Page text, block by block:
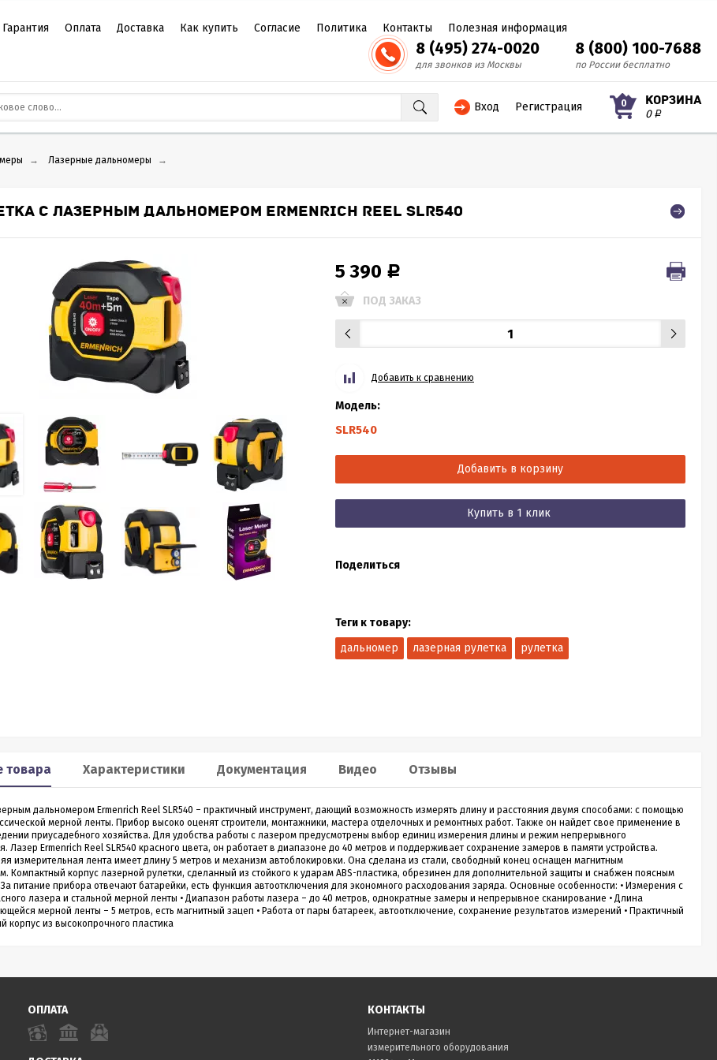
60 – лазерный дальномер, в
корпусе.
работает на расстоянии от
даже на улице. Погрешность
1,5 мм
3 990Р
в 1 клик
CONDTROL XP2
Лазерный дальномер CONDTROL XP2 – это
старшая модель дальномера XP1. Диапазон
измерений до 70 метров, точность 1,5 мм.
Новинка обладает дополнительным
функционалом - расширенный Пифагор,
измерение площади стен и функцией
измерения угла наклона, которая на основании
всего одного замера позволяет вычислить
горизонтальное и вертикальное проложения,...
4 390Р
Sputnik 30
CONDTROL Sputnik 30 – сверхкомпактная
лазерная рулетка для измерения расстояния до
30 метров. Эргономичный корпус с большой
кнопкой управления, нажимать на которую
удобно даже в перчатках. Погрешность
измерения не превышает 2 мм. Встроенный
аккумулятор. Зарядка через кабель micro-USB
(дополнительная опция).
1 990Р
Гарантия Оплата Доставка Как купить Согласие Политика Контакты Полезная информация
8 (495) 274-0020
для звонков из Москвы
8 (800) 100-7688
по России бесплатно
Вход Регистрация 0 КОРЗИНА
0 Р
→ Лазерные дальномеры →
С ЛАЗЕРНЫМ ДАЛЬНОМЕРОМ ERMENRICH REEL SLR540
5 390 Р
ПОД ЗАКАЗ
Добавить к сравнению
Модель:
SLR540
Добавить в корзину
Купить в 1 клик
Поделиться
Теги к товару:
дальномер
лазерная рулетка рулетка
товара Характеристики Документация Видео Отзывы
дальномером Ermenrich Reel SLR540 – практичный инструмент, дающий возможность измерять длину и расстояния двумя способами: с помощью
мерной ленты. Прибор высоко оценят строители, монтажники, мастера отделочных и ремонтных работ. Также он найдет свое применение в
приусадебного хозяйства. Для удобства работы с лазером предусмотрены выбор единиц измерения длины и режим непрерывного
Лазер Ermenrich Reel SLR540 красного цвета, он работает в диапазоне до 40 метров и поддерживает сохранение замеров в памяти устройства.
измерительная лента имеет длину 5 метров и механизм автоблокировки. Она сделана из стали, свободный конец оснащен магнитным
Компактный корпус лазерной рулетки, сделанный из стойкого к ударам ABS-пластика, обрезинен для дополнительной защиты и снабжен поясным
питание прибора отвечают батарейки, есть функция автоотключения для экономного расходования заряда. Основные особенности: • Измерения с
лазера и стальной мерной ленты • Диапазон работы лазера – до 40 метров, однократные замеры и непрерывное сканирование • Длина
мерной ленты – 5 метров, есть магнитный зацеп • Работа от пары батареек, автоотключение, сохранение результатов измерений • Практичный
корпус из высокопрочного пластика
ОПЛАТА КОНТАКТЫ
Интернет-магазин
измерительного оборудования